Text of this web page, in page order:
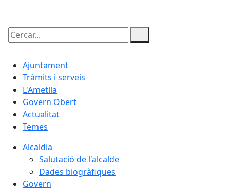
Cercar:
Ajuntament
Tràmits i serveis
L'Ametlla
Govern Obert
Actualitat
Temes
Alcaldia
Salutació de l'alcalde
Dades biogràfiques
Govern